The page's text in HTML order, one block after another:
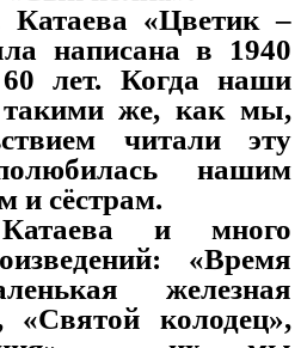
«Цветик –
написана в 1940
лет. Когда наши
же, как мы,
читали эту
нашим
и сёстрам.
и много
«Время
железная
«Святой колодец»,